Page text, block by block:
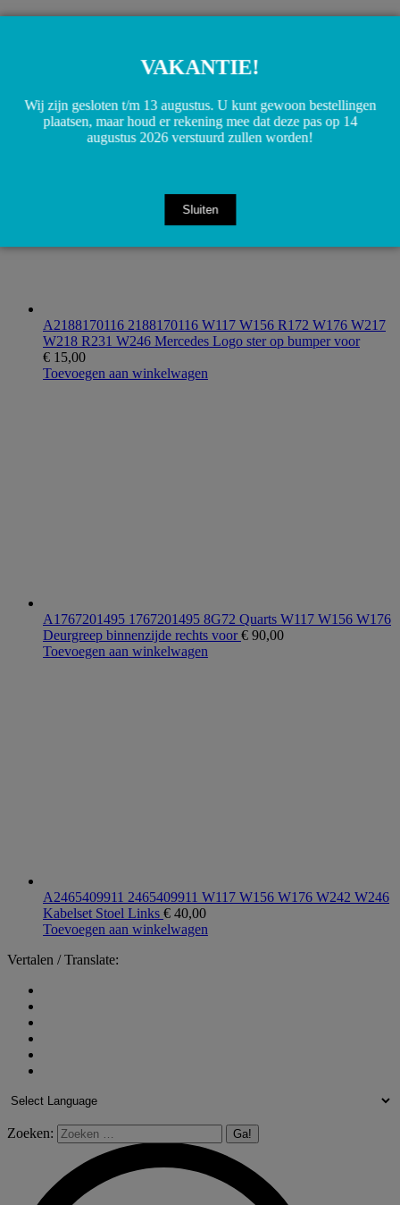
Gordel blokkering relais stuurunit€190,00
Toevoegen aan winkelwagen
A2188170116 2188170116 W117 W156 R172 W176 W217
W218 R231 W246 Mercedes Logo ster op bumper voor
€ 15,00
Toevoegen aan winkelwagen
A1767201495 1767201495 8G72 Quarts W117 W156 W176
Deurgreep binnenzijde rechts voor€ 90,00
Toevoegen aan winkelwagen
A2465409911 2465409911 W117 W156 W176 W242 W246
Kabelset Stoel Links € 40,00
Toevoegen aan winkelwagen
Vertalen / Translate:
Zoeken:
VAKANTIE!
Wij zijn gesloten t/m 13 augustus. U kunt gewoon bestellingen
plaatsen, maar houd er rekening mee dat deze pas op 14
augustus 2026 verstuurd zullen worden!
Sluiten